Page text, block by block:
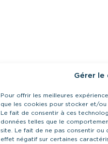
Gérer le
Pour offrir les meilleures
que les cookies pour stocker et/ou
Le fait de consentir à ces
données telles que le
site. Le fait de ne pas consentir ou
effet négatif sur certaines